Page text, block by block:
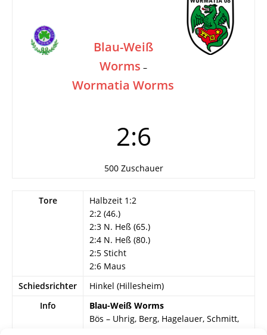
Blau-Weiß
Worms –
Wormatia Worms
2:6
500 Zuschauer
Tore
Halbzeit 1:2
2:2 (46.)
2:3 N. Heß (65.)
2:4 N. Heß (80.)
2:5 Sticht
2:6 Maus
Schiedsrichter
Hinkel (Hillesheim)
Info
Blau-Weiß Worms
Bös – Uhrig, Berg, Hagelauer, Schmitt,